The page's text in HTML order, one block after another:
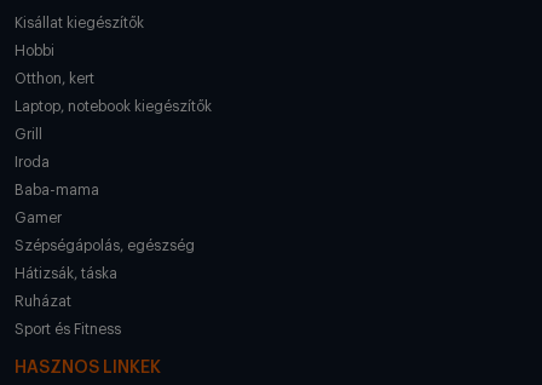
Kisállat kiegészítők
Hobbi
Otthon, kert
Laptop, notebook kiegészítők
Grill
Iroda
Baba-mama
Gamer
Szépségápolás, egészség
Hátizsák, táska
Ruházat
Sport és Fitness
HASZNOS LINKEK